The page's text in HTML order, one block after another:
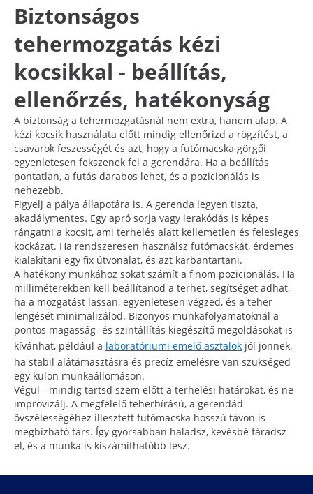
Biztonságos
tehermozgatás kézi
kocsikkal - beállítás,
ellenőrzés, hatékonyság
A biztonság a tehermozgatásnál nem extra, hanem alap. A
kézi kocsik használata előtt mindig ellenőrizd a rögzítést, a
csavarok feszességét és azt, hogy a futómacska görgői
egyenletesen fekszenek fel a gerendára. Ha a beállítás
pontatlan, a futás darabos lehet, és a pozicionálás is
nehezebb.
Figyelj a pálya állapotára is. A gerenda legyen tiszta,
akadálymentes. Egy apró sorja vagy lerakódás is képes
rángatni a kocsit, ami terhelés alatt kellemetlen és felesleges
kockázat. Ha rendszeresen használsz futómacskát, érdemes
kialakítani egy fix útvonalat, és azt karbantartani.
A hatékony munkához sokat számít a finom pozicionálás. Ha
milliméterekben kell beállítanod a terhet, segítséget adhat,
ha a mozgatást lassan, egyenletesen végzed, és a teher
lengését minimalizálod. Bizonyos munkafolyamatoknál a
pontos magasság- és szintállítás kiegészítő megoldásokat is
kívánhat, például a laboratóriumi emelő asztalok jól jönnek,
ha stabil alátámasztásra és precíz emelésre van szükséged
egy külön munkaállomáson.
Végül - mindig tartsd szem előtt a terhelési határokat, és ne
improvizálj. A megfelelő teherbírású, a gerendád
övszélességéhez illesztett futómacska hosszú távon is
megbízható társ. Így gyorsabban haladsz, kevésbé fáradsz
el, és a munka is kiszámíthatóbb lesz.